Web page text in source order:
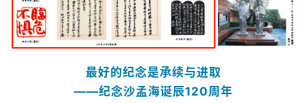
最好的纪念是承续与进取
——纪念沙孟海诞辰120周年